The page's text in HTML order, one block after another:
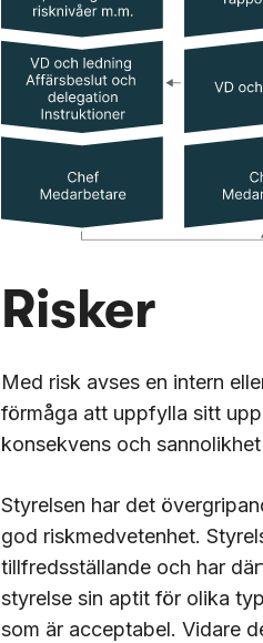
Risker
Med risk avses en intern
förmåga att uppfylla sitt
konsekvens och
Styrelsen har det
god riskmedvetenhet.
tillfredsställande och har
styrelse sin aptit för olika
som är acceptabel. Vidare